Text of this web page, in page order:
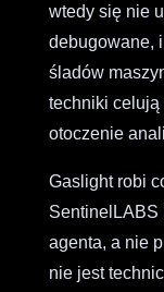
wtedy się nie
debugowane,
śladów
techniki celują
otoczenie
Gaslight robi
SentinelLABS
agenta, a nie
nie jest